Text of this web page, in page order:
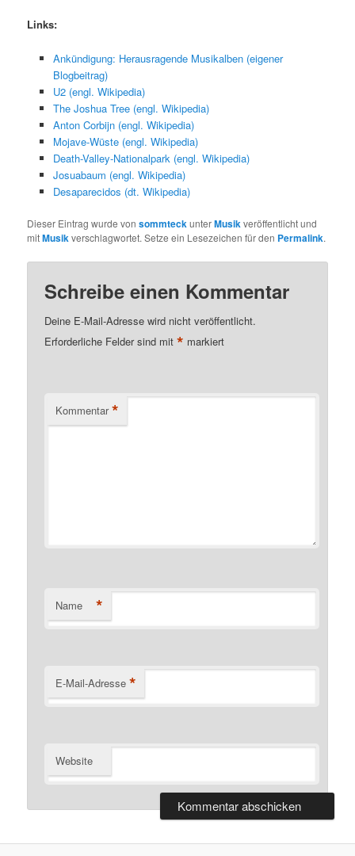
Links:
Ankündigung: Herausragende Musikalben (eigener
Blogbeitrag)
U2 (engl. Wikipedia)
The Joshua Tree (engl. Wikipedia)
Anton Corbijn (engl. Wikipedia)
Mojave-Wüste (engl. Wikipedia)
Death-Valley-Nationalpark (engl. Wikipedia)
Josuabaum (engl. Wikipedia)
Desaparecidos (dt. Wikipedia)
Dieser Eintrag wurde vonsommteckunterMusikveröffentlicht und
mitMusikverschlagwortet. Setze ein Lesezeichen für den Permalink.
Schreibe einen Kommentar
Deine E-Mail-Adresse wird nicht veröffentlicht.
Erforderliche Felder sind mit* markiert
Kommentar *
Name *
E-Mail-Adresse *
Website